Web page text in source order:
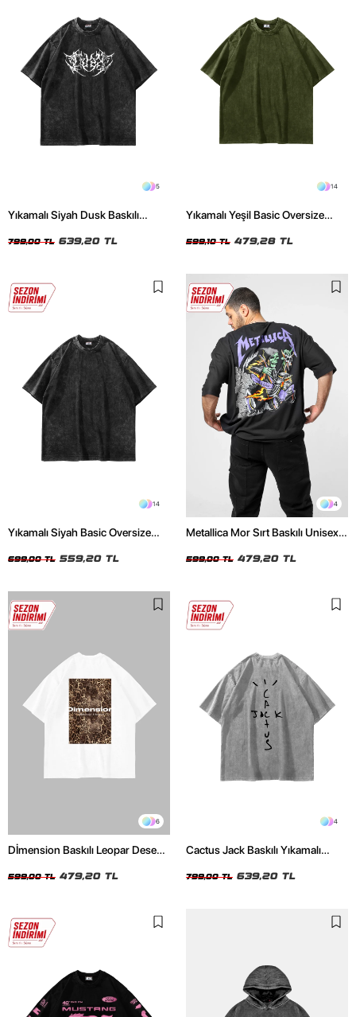
5
Yıkamalı Siyah Dusk Baskılı
799,00 TL 639,20 TL
14
Yıkamalı Yeşil Basic Oversize
599,10 TL 479,28 TL
14
Yıkamalı Siyah Basic Oversize
699,00 TL 559,20 TL
4
Metallica Mor Sırt Baskılı Unisex
599,00 TL 479,20 TL
6
Dİmension Baskılı Leopar Desenli
Tshirt
599,00 TL 479,20 TL
4
Cactus Jack Baskılı Yıkamalı
799,00 TL 639,20 TL